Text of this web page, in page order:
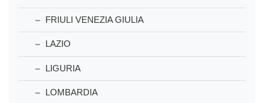
FRIULI VENEZIA GIULIA
LAZIO
LIGURIA
LOMBARDIA